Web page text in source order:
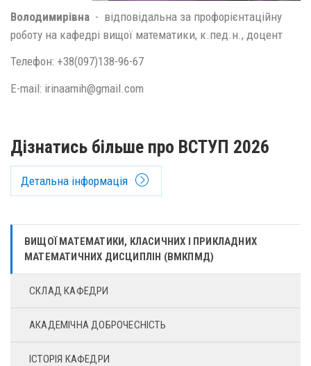
Володимирівна - відповідальна за профорієнтаційну
роботу на кафедрі вищої математики, к.пед.н., доцент
Телефон: +38(097)138-96-67
E-mail: irinaamih@gmail.com
Дізнатись більше про ВСТУП 2026
Детальна інформація
ВИЩОЇ МАТЕМАТИКИ, КЛАСИЧНИХ І ПРИКЛАДНИХ
МАТЕМАТИЧНИХ ДИСЦИПЛІН (ВМКПМД)
СКЛАД КАФЕДРИ
АКАДЕМІЧНА ДОБРОЧЕСНІСТЬ
ІСТОРІЯ КАФЕДРИ